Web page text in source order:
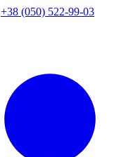
+38 (050) 522-99-03